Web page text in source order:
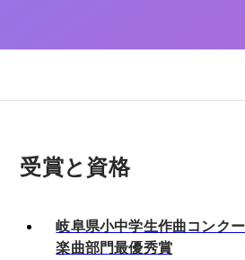
受賞と資格
岐阜県小中学生作曲コンク
楽曲部門最優秀賞